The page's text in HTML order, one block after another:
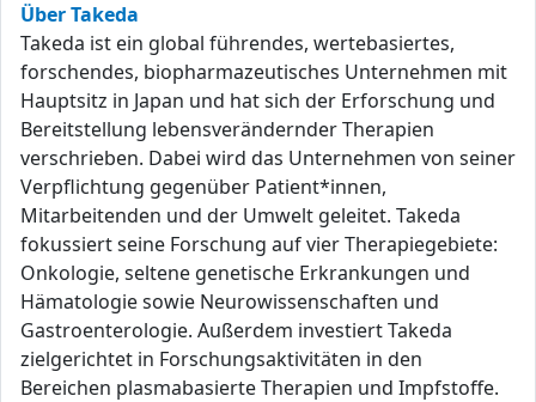
Über Takeda
Takeda ist ein global führendes, wertebasiertes,
forschendes, biopharmazeutisches Unternehmen mit
Hauptsitz in Japan und hat sich der Erforschung und
Bereitstellung lebensverändernder Therapien
verschrieben. Dabei wird das Unternehmen von seiner
Verpflichtung gegenüber Patient*innen,
Mitarbeitenden und der Umwelt geleitet. Takeda
fokussiert seine Forschung auf vier Therapiegebiete:
Onkologie, seltene genetische Erkrankungen und
Hämatologie sowie Neurowissenschaften und
Gastroenterologie. Außerdem investiert Takeda
zielgerichtet in Forschungsaktivitäten in den
Bereichen plasmabasierte Therapien und Impfstoffe.